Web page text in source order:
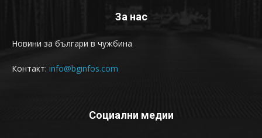
За нас
Новини за българи в чужбина
Контакт: info@bginfos.com
Социални медии